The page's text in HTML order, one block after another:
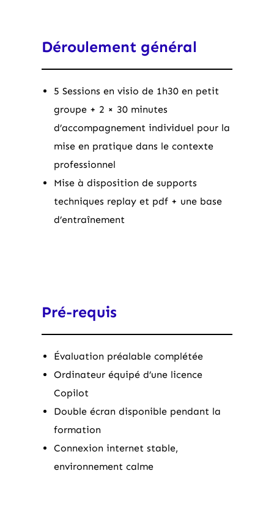
Déroulement général
5 Sessions en visio de 1h30 en petit
groupe + 2 × 30 minutes
d’accompagnement individuel pour la
mise en pratique dans le contexte
professionnel
Mise à disposition de supports
techniques replay et pdf + une base
d’entraînement
Pré-requis
Évaluation préalable complétée
Ordinateur équipé d’une licence
Copilot
Double écran disponible pendant la
formation
Connexion internet stable,
environnement calme